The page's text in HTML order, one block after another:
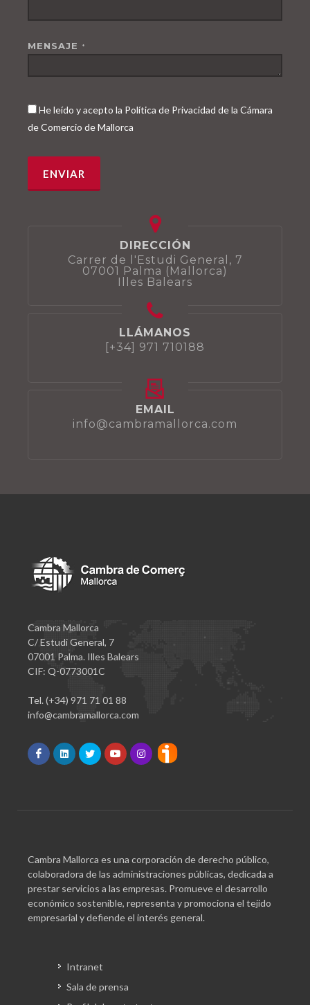
MENSAJE *
He leído y acepto la Política de Privacidad de la Cámara
de Comercio de Mallorca
DIRECCIÓN
Carrer de l'Estudi General, 7
07001 Palma (Mallorca)
Illes Balears
LLÁMANOS
[+34] 971 710188
EMAIL
info@cambramallorca.com
Cambra Mallorca
C/ Estudi General, 7
07001 Palma. Illes Balears
CIF: Q-0773001C
Tel. (+34) 971 71 01 88
info@cambramallorca.com
Cambra Mallorca es una corporación de derecho público,
colaboradora de las administraciones públicas, dedicada a
prestar servicios a las empresas. Promueve el desarrollo
económico sostenible, representa y promociona el tejido
empresarial y defiende el interés general.
Intranet
Sala de prensa